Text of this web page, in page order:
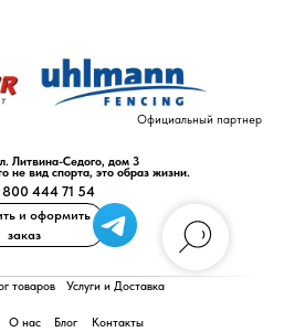
800 444 71 54
и оформить
заказ
не вид спорта, это образ жизни.
Литвина-Седого, дом 3
Официальный партнер
Контакты
Услуги и Доставка
товаров
О нас Блог